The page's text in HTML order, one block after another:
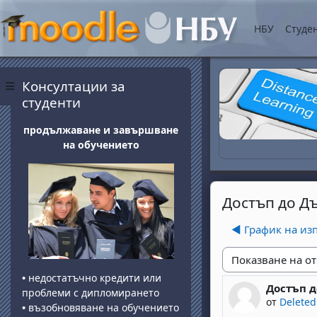
Прескочи на
Страничен панел
НБУ
Достъп до
◀︎ График на
Начин на
Достъп
от
Number
Блокове
Консултации за
студенти
продължаване и завършване
на обучението
• недостатъчно кредити или
проблеми с дипломирането
• възобновяване на обучението